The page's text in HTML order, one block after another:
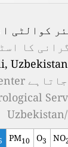
کوالٹی
کا
O3
PM10